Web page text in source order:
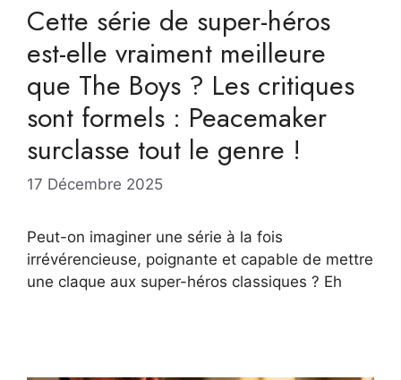
Cette série de super-héros
est-elle vraiment meilleure
que The Boys ? Les critiques
sont formels : Peacemaker
surclasse tout le genre !
17 Décembre 2025
Peut-on imaginer une série à la fois
irrévérencieuse, poignante et capable de mettre
une claque aux super-héros classiques ? Eh